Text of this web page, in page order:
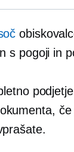
s pogoji in